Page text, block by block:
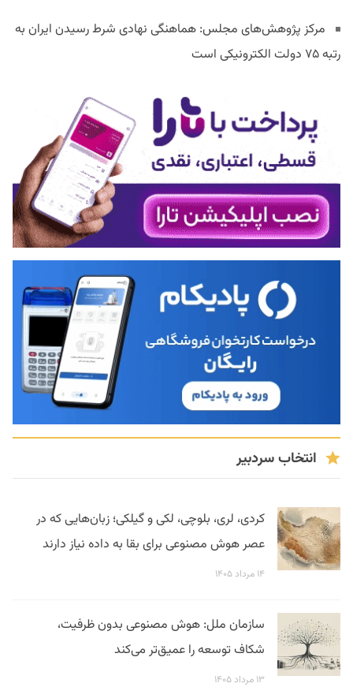
مرکز پژوهش‌های مجلس: هماهنگی نهادی شرط رسیدن ایران به
رتبه ۷۵ دولت الکترونیکی است
انتخاب سردبیر
کردی، لری، بلوچی، لکی و گیلکی؛ زبان‌هایی که در
عصر هوش مصنوعی برای بقا به داده نیاز دارند
۱۴ مرداد ۱۴۰۵
سازمان ملل: هوش مصنوعی بدون ظرفیت،
شکاف توسعه را عمیق‌تر می‌کند
۱۳ مرداد ۱۴۰۵